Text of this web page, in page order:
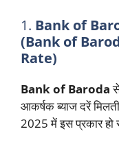
1. Bank of
(Bank of
Rate)
Bank of Baroda
आकर्षक ब्याज दरें
2025 में इस प्रकार हो